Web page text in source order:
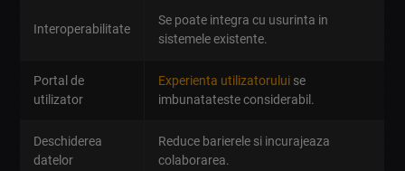
Interoperabilitate
Se poate integra cu usurinta in
sistemele existente.
Portal de
utilizator
Experienta utilizatorului se
imbunatateste considerabil.
Deschiderea
datelor
Reduce barierele si incurajeaza
colaborarea.